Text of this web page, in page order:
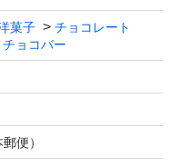
菓子
チョコレート
ョコバー
便）